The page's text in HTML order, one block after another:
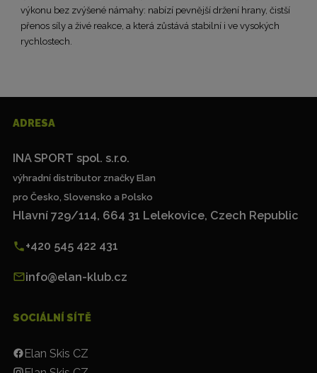
výkonu bez zvýšené námahy: nabízí pevnější držení hrany, čistší
přenos síly a živé reakce, a která zůstává stabilní i ve vysokých
rychlostech.
ADRESA
INA SPORT spol. s.r.o.
výhradní distributor značky Elan
pro Česko, Slovensko a Polsko
Hlavní 729/114, 664 31 Lelekovice, Czech Republic
+420 545 422 431
info@elan-klub.cz
SOCIÁLNÍ SÍTĚ
Elan Skis CZ